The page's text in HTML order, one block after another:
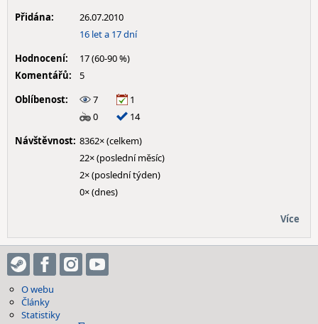
Přidána:
26.07.2010
16 let a 17 dní
Hodnocení:
17 (60-90 %)
Komentářů:
5
Oblíbenost:
7
1
0
14
Návštěvnost: 8362× (celkem)
22× (poslední měsíc)
2× (poslední týden)
0× (dnes)
Více
O webu
Články
Statistiky